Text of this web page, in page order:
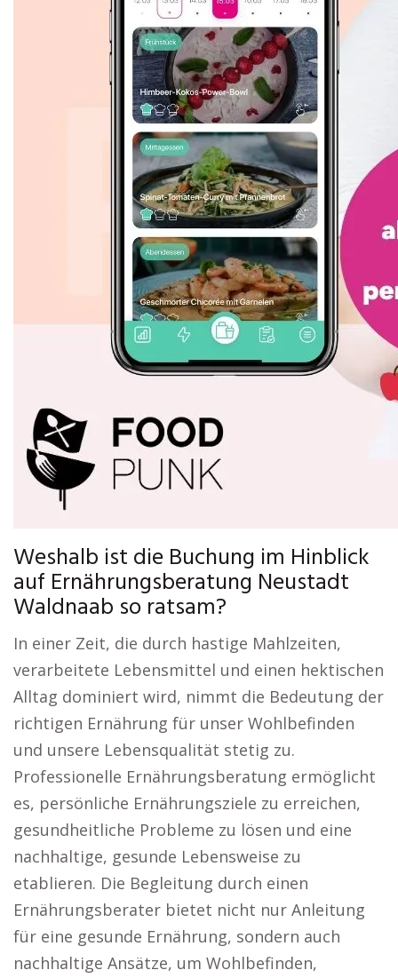
Weshalb ist die Buchung im Hinblick
auf Ernährungsberatung Neustadt
Waldnaab so ratsam?
In einer Zeit, die durch hastige Mahlzeiten,
verarbeitete Lebensmittel und einen hektischen
Alltag dominiert wird, nimmt die Bedeutung der
richtigen Ernährung für unser Wohlbefinden
und unsere Lebensqualität stetig zu.
Professionelle Ernährungsberatung ermöglicht
es, persönliche Ernährungsziele zu erreichen,
gesundheitliche Probleme zu lösen und eine
nachhaltige, gesunde Lebensweise zu
etablieren. Die Begleitung durch einen
Ernährungsberater bietet nicht nur Anleitung
für eine gesunde Ernährung, sondern auch
nachhaltige Ansätze, um Wohlbefinden,